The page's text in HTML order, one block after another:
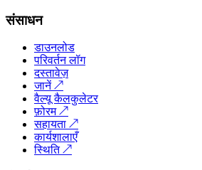
संसाधन
डाउनलोड
परिवर्तन लॉग
दस्तावेज़
जानें↗
वैल्यू कैलकुलेटर
फ़ोरम↗
सहायता ↗
कार्यशालाएँ
स्थिति↗